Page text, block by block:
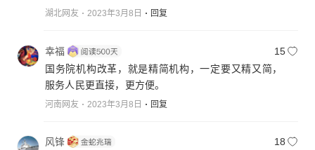
湖北网友 2023年3月8日 回复
幸福
15
国务院机构改革，就是精简机构，一定要又精又简，
服务人民更直接，更方便。
河南网友 2023年3月8日 回复
风锋
18